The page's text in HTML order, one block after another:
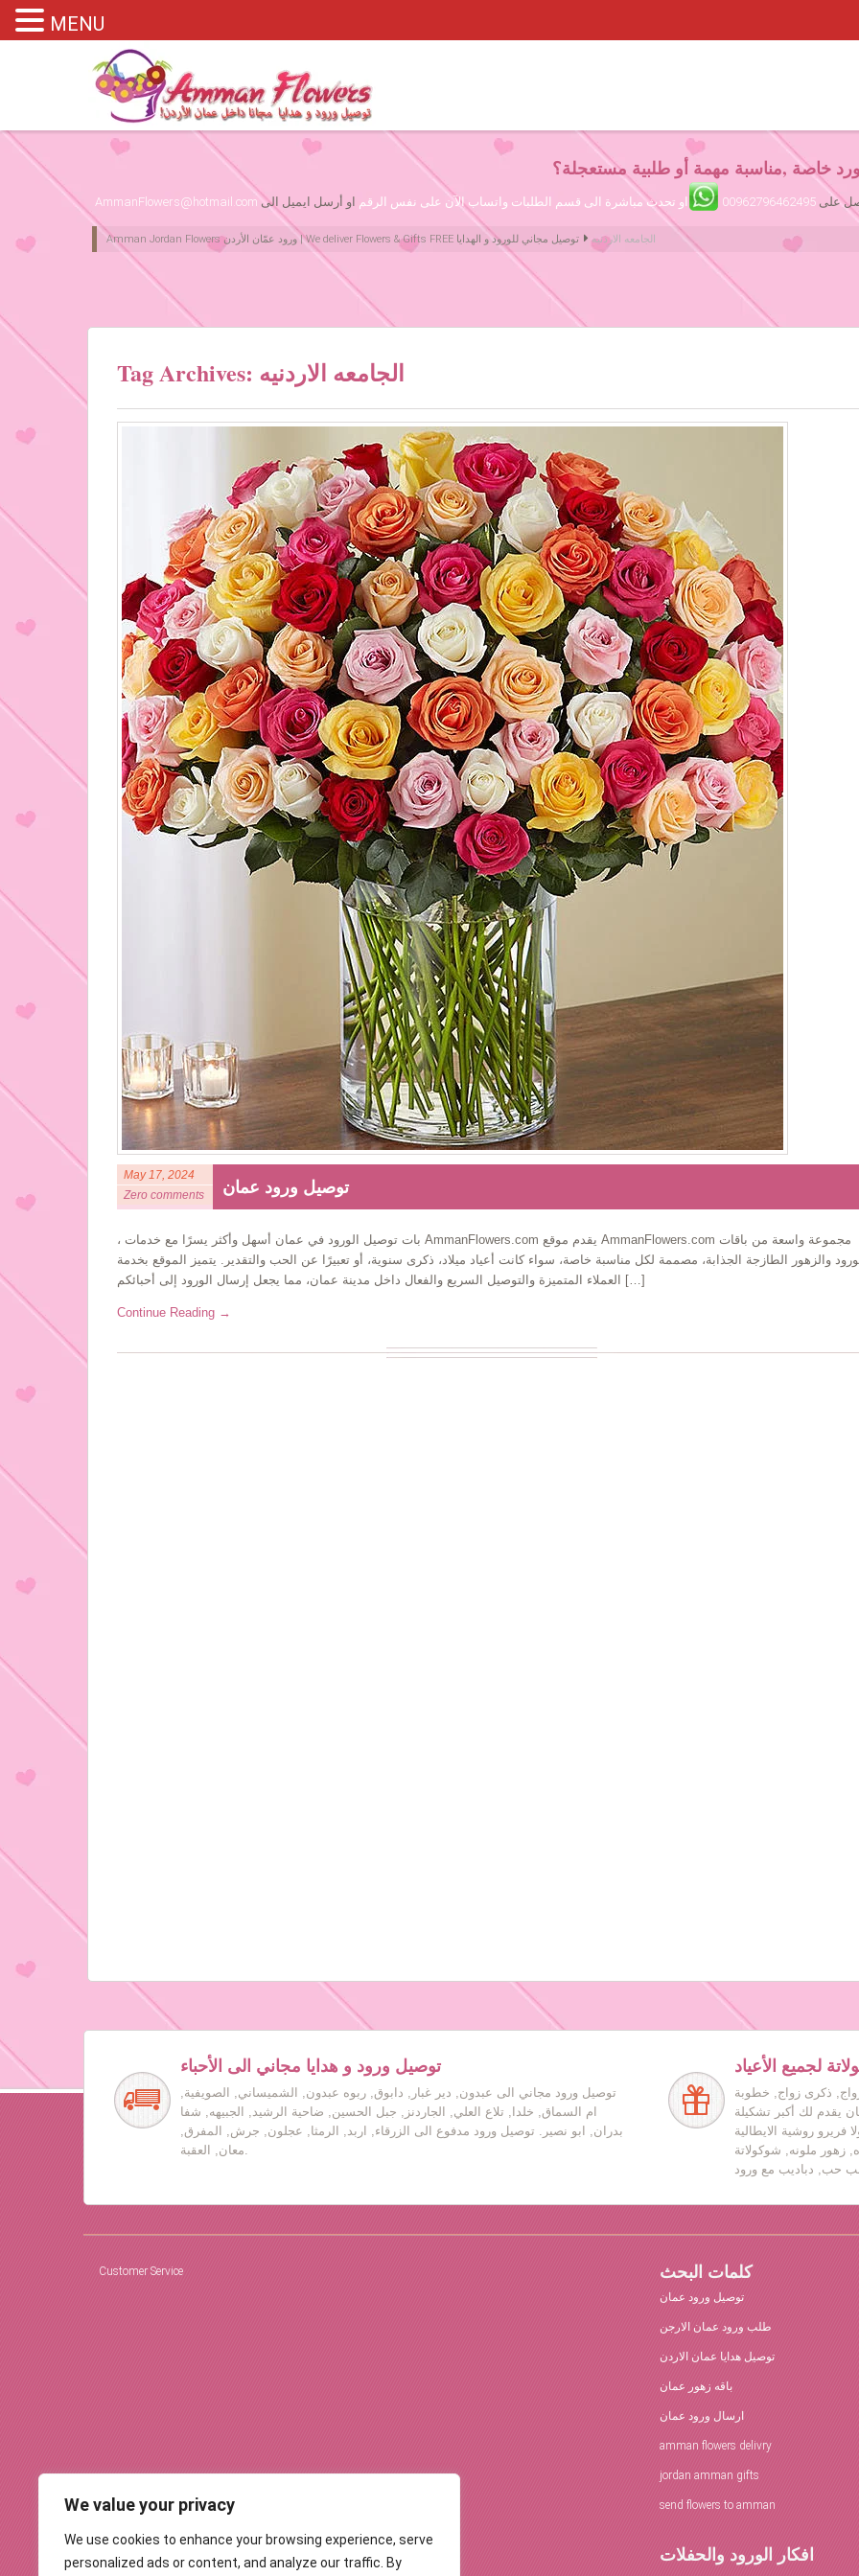
We value your privacy
We use cookies to enhance your browsing experience, serve
personalized ads or content, and analyze our traffic. By
Please assign primary menu in wp-admin->Appearance->Menus
خاصة ,مناسبة مهمة أو طلبية مستعجلة؟
على 00962796462495 او تحدث مباشرة الى قسم الطلبات واتساب الآن على نفس الرقم او أرسل ايميل الى AmmanFlowers@hotmail.com
Amman Jordan Flowers ورود عمّان الأردن | We deliver Flowers & Gifts FREE توصيل مجاني للورود و الهدايا الجامعه الاردنيه
Tag Archives: الجامعه الاردنيه
May 17, 2024
Zero comments
توصيل ورود عمان
، بات توصيل الورود في عمان أسهل وأكثر يسرًا مع خدمات AmmanFlowers.com يقدم موقع AmmanFlowers.com مجموعة واسعة من باقات
والزهور الطازجة الجذابة، مصممة لكل مناسبة خاصة، سواء كانت أعياد ميلاد، ذكرى سنوية، أو تعبيرًا عن الحب والتقدير. يتميز الموقع بخدمة
العملاء المتميزة والتوصيل السريع والفعال داخل مدينة عمان، مما يجعل إرسال الورود إلى أحبائكم […]
Continue Reading →
توصيل ورود و هدايا مجاني الى الأحباء
توصيل ورود مجاني الى عبدون, دير غبار, دابوق, ربوه عبدون, الشميساني, الصويفية,
ام السماق, خلدا, تلاع العلي, الجاردنز, جبل الحسين, ضاحية الرشيد, الجبيهه, شفا
بدران, ابو نصير. توصيل ورود مدفوع الى الزرقاء, اربد, الرمثا, عجلون, جرش, المفرق,
معان, العقبة.
لجميع الأعياد
ذكرى زواج, خطوبة
يقدم لك أكبر تشكيلة
فريرو روشية الايطالية
زهور ملونه, شوكولاتة
Customer Service كلمات البحث
توصيل ورود عمان
طلب ورود عمان الارجن
توصيل هدايا عمان الاردن
باقه زهور عمان
ارسال ورود عمان
amman flowers delivry
jordan amman gifts
send flowers to amman
افكار الورود والحفلات
MENU